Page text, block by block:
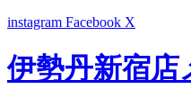
instagram Facebook X
伊勢丹新宿店